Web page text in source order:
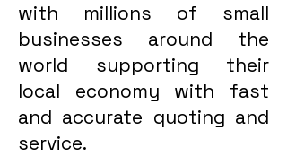
with millions of small
businesses around the
world supporting their
local economy with fast
and accurate quoting and
service.